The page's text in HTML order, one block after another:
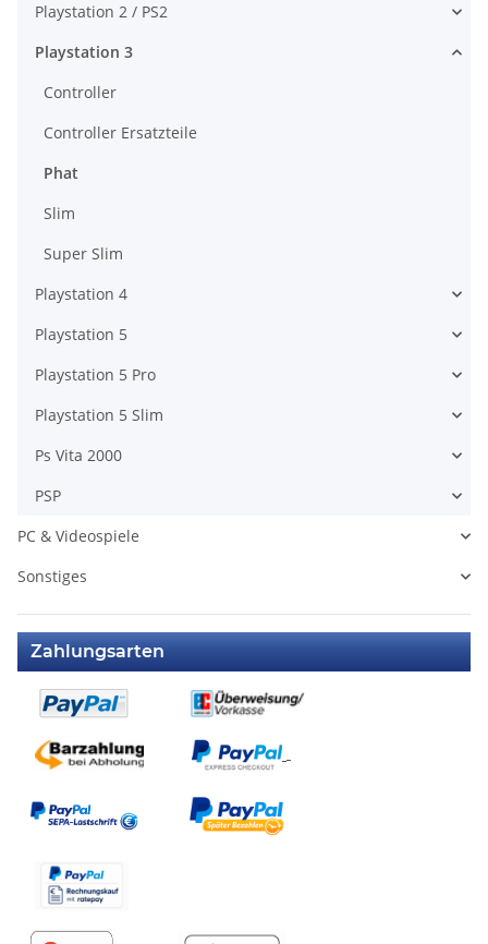
Playstation 2 / PS2
Playstation 3
Controller
Controller Ersatzteile
Phat
Slim
Super Slim
Playstation 4
Playstation 5
Playstation 5 Pro
Playstation 5 Slim
Ps Vita 2000
PSP
PC & Videospiele
Sonstiges
Zahlungsarten